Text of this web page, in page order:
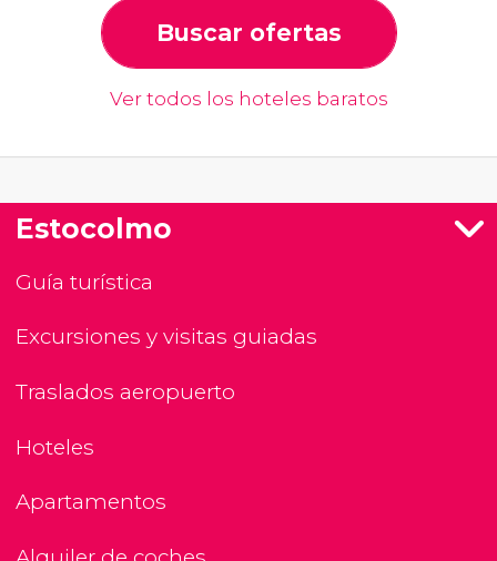
Buscar ofertas
Ver todos los hoteles baratos
Estocolmo
Guía turística
Excursiones y visitas guiadas
Traslados aeropuerto
Hoteles
Apartamentos